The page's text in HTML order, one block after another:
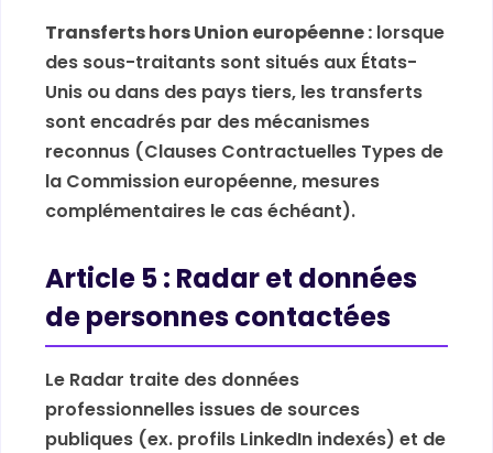
Transferts hors Union européenne : lorsque
des sous-traitants sont situés aux États-
Unis ou dans des pays tiers, les transferts
sont encadrés par des mécanismes
reconnus (Clauses Contractuelles Types de
la Commission européenne, mesures
complémentaires le cas échéant).
Article 5 : Radar et données
de personnes contactées
Le Radar traite des données
professionnelles issues de sources
publiques (ex. profils LinkedIn indexés) et de